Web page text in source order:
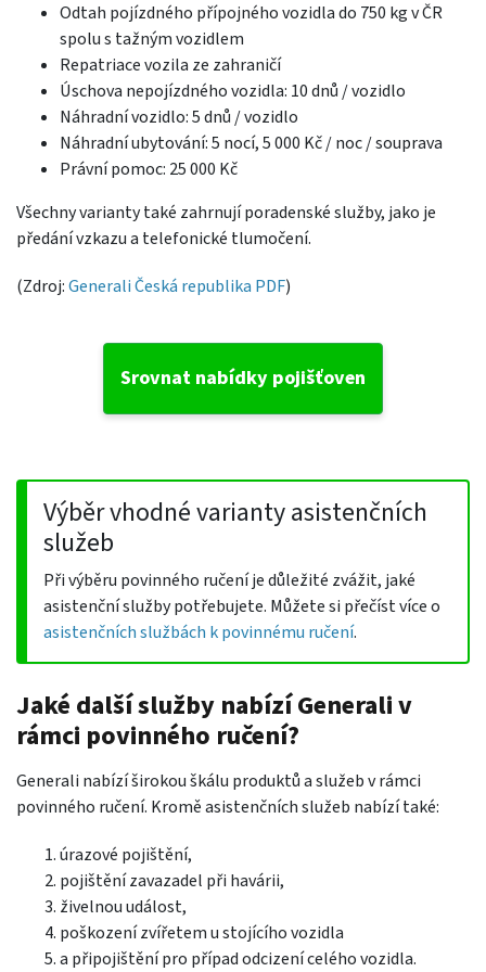
Odtah pojízdného přípojného vozidla do 750 kg v ČR
spolu s tažným vozidlem
Repatriace vozila ze zahraničí
Úschova nepojízdného vozidla: 10 dnů / vozidlo
Náhradní vozidlo: 5 dnů / vozidlo
Náhradní ubytování: 5 nocí, 5 000 Kč / noc / souprava
Právní pomoc: 25 000 Kč
Všechny varianty také zahrnují poradenské služby, jako je
předání vzkazu a telefonické tlumočení.
(Zdroj:Generali Česká republika PDF)
Srovnat nabídky pojišťoven
Výběr vhodné varianty asistenčních
služeb
Při výběru povinného ručení je důležité zvážit, jaké
asistenční služby potřebujete. Můžete si přečíst více o
asistenčních službách k povinnému ručení.
Jaké další služby nabízí Generali v
rámci povinného ručení?
Generali nabízí širokou škálu produktů a služeb v rámci
povinného ručení. Kromě asistenčních služeb nabízí také:
úrazové pojištění,
pojištění zavazadel při havárii,
živelnou událost,
poškození zvířetem u stojícího vozidla
a připojištění pro případ odcizení celého vozidla.